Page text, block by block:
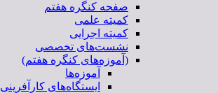
صفحه کنگره هفتم
کمیته علمی
کمیته اجرایی
نشست‌های تخصصی
(آموزه‌های کنگره هفتم)
آموزه‌ها
ایستگاه‌های کارآفرینی